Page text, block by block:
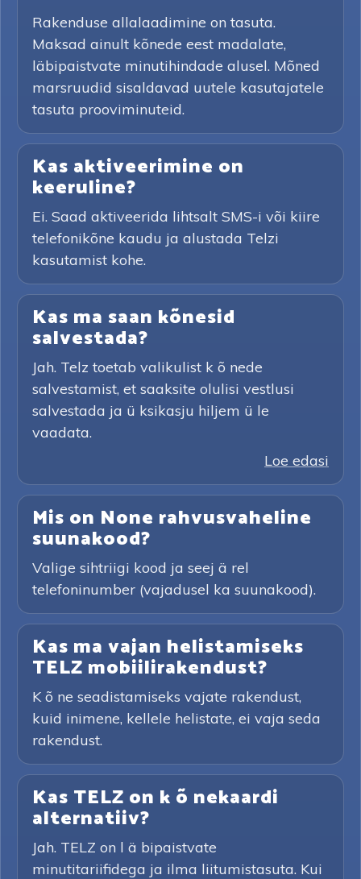
Rakenduse allalaadimine on tasuta.
Maksad ainult kõnede eest madalate,
läbipaistvate minutihindade alusel. Mõned
marsruudid sisaldavad uutele kasutajatele
tasuta prooviminuteid.
Kas aktiveerimine on
keeruline?
Ei. Saad aktiveerida lihtsalt SMS-i või kiire
telefonikõne kaudu ja alustada Telzi
kasutamist kohe.
Kas ma saan kõnesid
salvestada?
Jah. Telz toetab valikulist k õ nede
salvestamist, et saaksite olulisi vestlusi
salvestada ja ü ksikasju hiljem ü le
vaadata.
Loe edasi
Mis on None rahvusvaheline
suunakood?
Valige sihtriigi kood ja seej ä rel
telefoninumber (vajadusel ka suunakood).
Kas ma vajan helistamiseks
TELZ mobiilirakendust?
K õ ne seadistamiseks vajate rakendust,
kuid inimene, kellele helistate, ei vaja seda
rakendust.
Kas TELZ on k õ nekaardi
alternatiiv?
Jah. TELZ on l ä bipaistvate
minutitariifidega ja ilma liitumistasuta. Kui